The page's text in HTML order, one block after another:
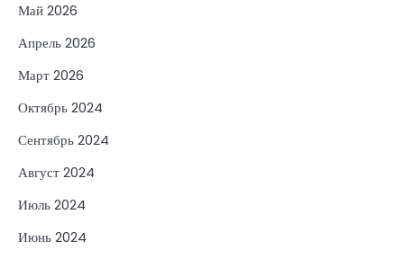
Май 2026
Апрель 2026
Март 2026
Октябрь 2024
Сентябрь 2024
Август 2024
Июль 2024
Июнь 2024